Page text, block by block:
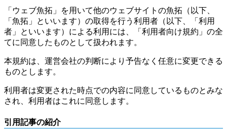
「ウェブ魚拓」を用いて他のウェブサイトの魚拓（以下、
「魚拓」といいます）の取得を行う利用者（以下、「利用
者」といいます）による利用には、「利用者向け規約」の全
てに同意したものとして扱われます。
本規約は、運営会社の判断により予告なく任意に変更できる
ものとします。
利用者は変更された時点での内容に同意しているものとみな
され、利用者はこれに同意します。
引用記事の紹介